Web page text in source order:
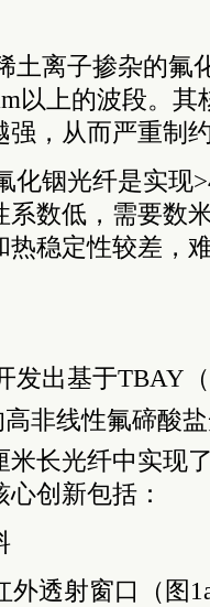
土离子掺杂的氟
以上的波段。
强，从而严重制
化铟光纤是实现
数低，需要数
热稳定性较差，
发出基于TBAY（
高非线性氟碲酸
长光纤中实现
创新包括：
外透射窗口（图